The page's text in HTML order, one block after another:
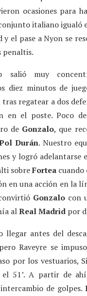
ocasiones para
italiano igualó
y el pase a Nyon se
penaltis.
salió muy
diez minutos de
tras regatear a dos
en el poste. Poco
de Gonzalo, que
Durán. Nuestro
y logró adelantarse
sobreFortea
en una acción en la
Gonzalo con
alReal Madrid por
llegar antes del
pero Raveyre se
por los vestuarios,
el 51’. A partir de
de golpes.